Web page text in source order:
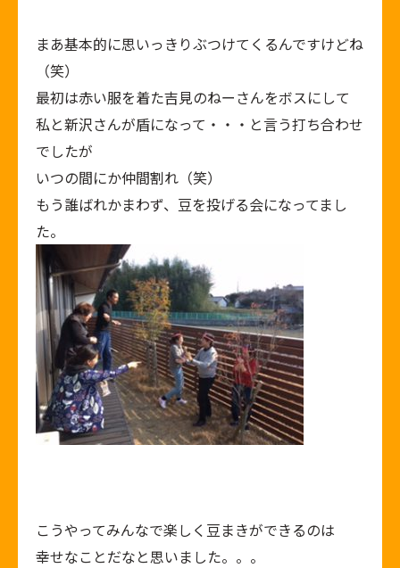
まあ基本的に思いっきりぶつけてくるんですけどね
（笑）
最初は赤い服を着た吉見のねーさんをボスにして
私と新沢さんが盾になって・・・と言う打ち合わせ
でしたが
いつの間にか仲間割れ（笑）
もう誰ばれかまわず、豆を投げる会になってまし
た。
こうやってみんなで楽しく豆まきができるのは
幸せなことだなと思いました。。。